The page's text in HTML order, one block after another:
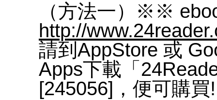
（方法一）※※
http://
請到AppStore 或
Apps下載「
[245056]，便可購買!